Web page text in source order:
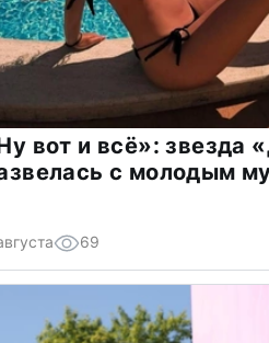
вот и всё»: звезда
с молодым
69